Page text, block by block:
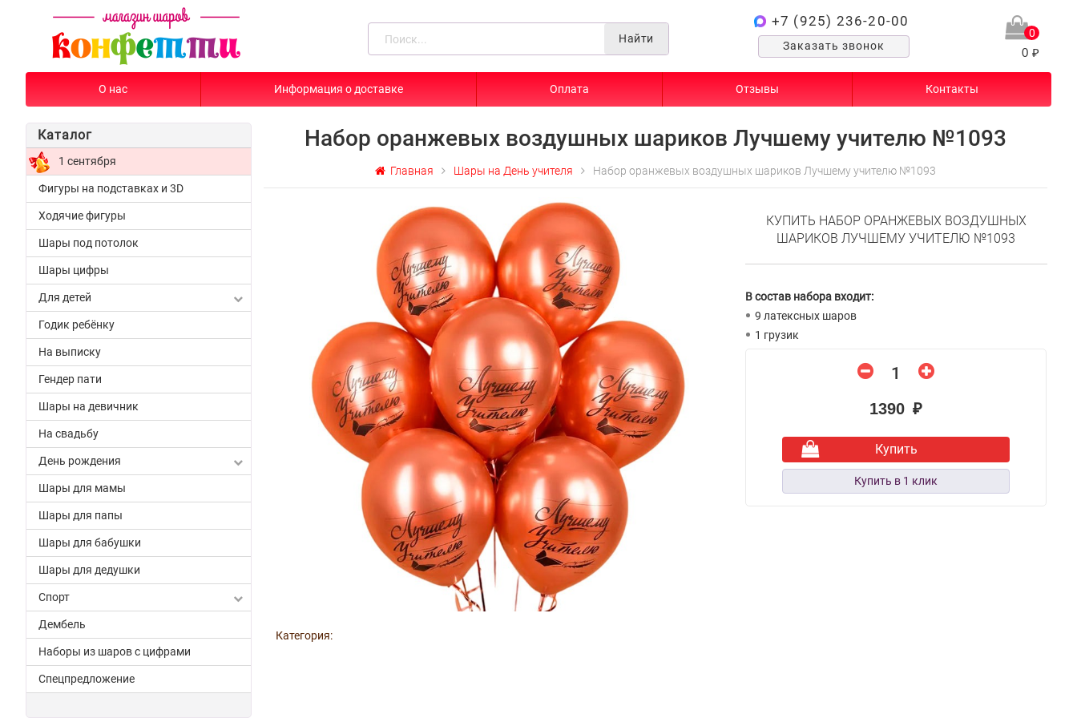
Найти
+7 (925) 236-20-00
Заказать звонок
0
0 ₽
О нас Информация о доставке Оплата Отзывы Контакты
Каталог
1 сентября
Фигуры на подставках и 3D
Ходячие фигуры
Шары под потолок
Шары цифры
Для детей
Годик ребёнку
На выписку
Гендер пати
Шары на девичник
На свадьбу
День рождения
Шары для мамы
Шары для папы
Шары для бабушки
Шары для дедушки
Спорт
Дембель
Наборы из шаров с цифрами
Спецпредложение
Набор оранжевых воздушных шариков Лучшему учителю №1093
Главная Шары на День учителя Набор оранжевых воздушных шариков Лучшему учителю №1093
Категория:
КУПИТЬ НАБОР ОРАНЖЕВЫХ ВОЗДУШНЫХ
ШАРИКОВ ЛУЧШЕМУ УЧИТЕЛЮ №1093
В состав набора входит:
9 латексных шаров
1 грузик
1390 ₽
Купить